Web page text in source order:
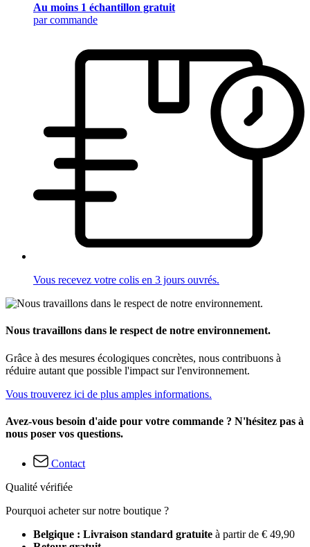
Au moins 1 échantillon gratuit
par commande
Vous recevez votre colis en 3 jours ouvrés.
Nous travaillons dans le respect de notre environnement.
Grâce à des mesures écologiques concrètes, nous contribuons à
réduire autant que possible l'impact sur l'environnement.
Vous trouverez ici de plus amples informations.
Avez-vous besoin d'aide pour votre commande ? N'hésitez pas à
nous poser vos questions.
Contact
Qualité vérifiée
Pourquoi acheter sur notre boutique ?
Belgique : Livraison standard gratuite à partir de € 49,90